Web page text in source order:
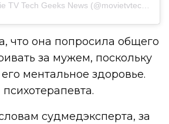
Публикация от Movie TV Tech Geeks News (@movietvtechgeeks)
что она попросила общего
за мужем, поскольку
ментальное здоровье.
судмедэксперта, за